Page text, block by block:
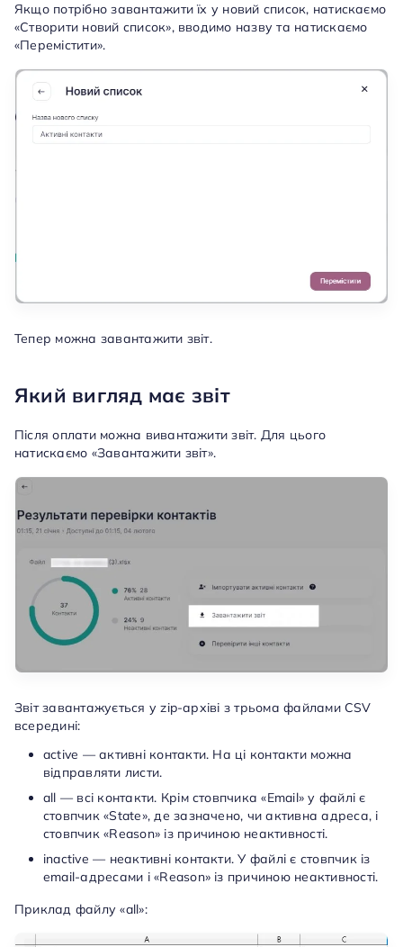
Якщо потрібно завантажити їх у новий список, натискаємо
«Створити новий список», вводимо назву та натискаємо
«Перемістити».
Тепер можна завантажити звіт.
Який вигляд має звіт
Після оплати можна вивантажити звіт. Для цього
натискаємо «Завантажити звіт».
Звіт завантажується у zip-архіві з трьома файлами CSV
всередині:
active — активні контакти. На ці контакти можна
відправляти листи.
all — всі контакти. Крім стовпчика «Email» у файлі є
стовпчик «State», де зазначено, чи активна адреса, і
стовпчик «Reason» із причиною неактивності.
inactive — неактивні контакти. У файлі є стовпчик із
email-адресами і «Reason» із причиною неактивності.
Приклад файлу «all»: